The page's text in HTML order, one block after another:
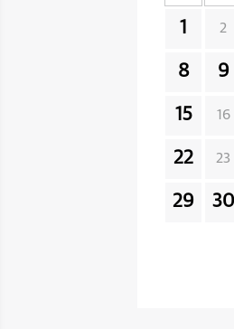
1 2
8 9
15 16
22 23
29 30